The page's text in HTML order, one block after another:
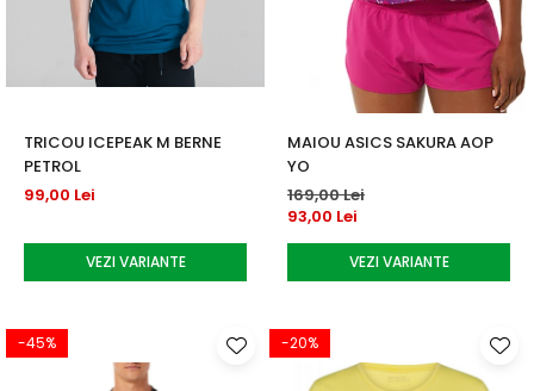
Servicii Racordare
Barbati
Dama
Geanta
Termobag
Husa
Rochii Padel
Sosete Padel
Jachete si Hanorace Padel
TRICOU ICEPEAK M BERNE
PETROL
99,00 Lei
VEZI VARIANTE
MAIOU ASICS SAKURA AOP
YO
169,00 Lei
93,00 Lei
VEZI VARIANTE
-45% -20%